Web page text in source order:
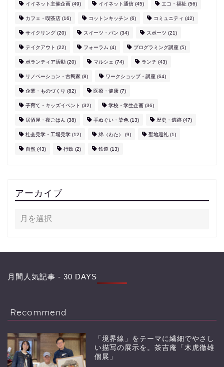
イイネット主催企画 (49) イイネット通信 (45) エコ・福祉 (56)
カフェ・喫茶店 (16) コットンキッチン (6) コミュニティ (42)
サイクリング (20) スイーツ・パン (34) スポーツ (21)
テイクアウト (22) フォーラム (4) プログラミング講座 (5)
ボランティア活動 (20) マルシェ (74) ランチ (43)
リノベーション・古民家 (8) ワークショップ・講座 (64)
企業・ものづくり (82) 医療・健康 (7)
子育て・キッズイベント (32) 学校・学生企画 (36)
居酒屋・夜ごはん (38) 手ぬぐい・染色 (13) 歴史・遺跡 (47)
社会見学・工場見学 (12) 綿（わた） (9) 聖地巡礼 (1)
自然 (43) 行政 (2) 鉄道 (13)
アーカイブ
月間人気記事 - 30 DAYS
Recommend
「境界線」をテーマに繊細でやさし
い描写の展示を。茶吉庵「木虎徹雄
個展」